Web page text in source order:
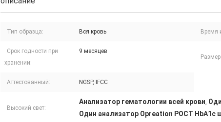
Тип образца: Вся кровь Время
Срок годности при
хранении:
9 месяцев
Размер:
Аттестованный: NGSP, IFCC
Высокий свет:
Анализатор гематологии всей крови
Один анализатор Opreation POCT HbA1c